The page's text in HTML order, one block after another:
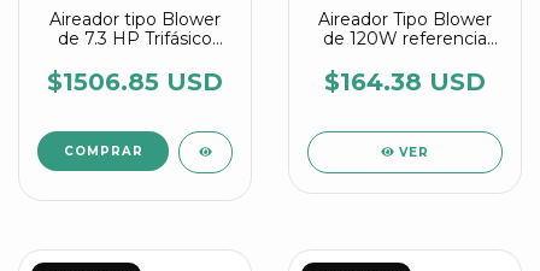
Aireador tipo Blower
de 7.3 HP Trifásico
Agrair
$1506.85 USD
Aireador Tipo Blower
de 120W referencia
$164.38 USD
VER